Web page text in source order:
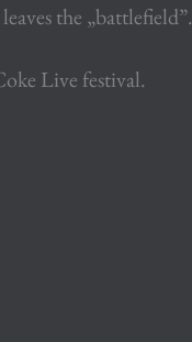
the „battlefield”.
Live festival.